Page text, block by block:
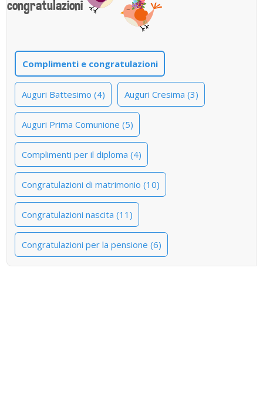
congratulazioni
Complimenti e congratulazioni
Auguri Battesimo (4) Auguri Cresima (3)
Auguri Prima Comunione (5)
Complimenti per il diploma (4)
Congratulazioni di matrimonio (10)
Congratulazioni nascita (11)
Congratulazioni per la pensione (6)